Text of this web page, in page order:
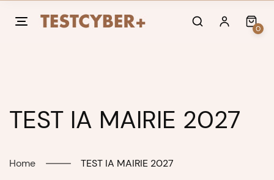
0
TEST IA MAIRIE 2027
Home TEST IA MAIRIE 2027